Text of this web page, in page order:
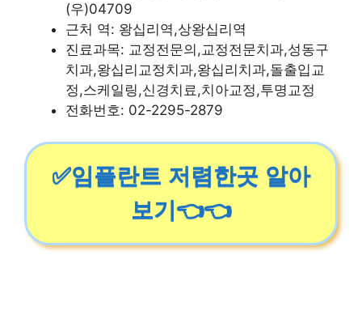
(우)04709
근처 역: 왕십리역,상왕십리역
진료과목: 교정전문의,교정전문치과,성동구
치과,왕십리교정치과,왕십리치과,돌출입교
정,스케일링,신경치료,치아교정,투명교정
전화번호: 02-2295-2879
✅임플란트 저렴한곳 알아
보기👈👈